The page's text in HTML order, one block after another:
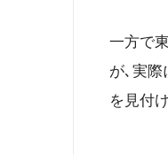
一方で
が､実際
を見付